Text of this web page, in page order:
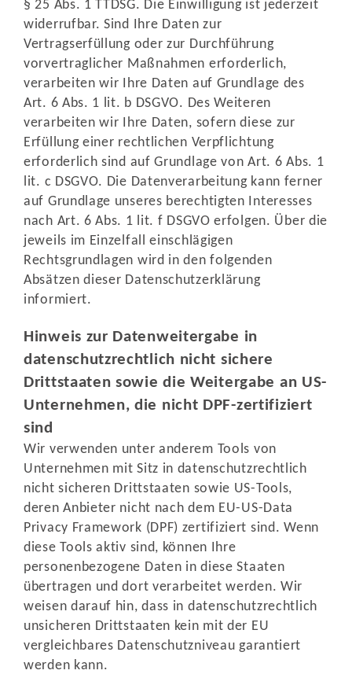
§ 25 Abs. 1 TTDSG. Die Einwilligung ist jederzeit
widerrufbar. Sind Ihre Daten zur
Vertragserfüllung oder zur Durchführung
vorvertraglicher Maßnahmen erforderlich,
verarbeiten wir Ihre Daten auf Grundlage des
Art. 6 Abs. 1 lit. b DSGVO. Des Weiteren
verarbeiten wir Ihre Daten, sofern diese zur
Erfüllung einer rechtlichen Verpflichtung
erforderlich sind auf Grundlage von Art. 6 Abs. 1
lit. c DSGVO. Die Datenverarbeitung kann ferner
auf Grundlage unseres berechtigten Interesses
nach Art. 6 Abs. 1 lit. f DSGVO erfolgen. Über die
jeweils im Einzelfall einschlägigen
Rechtsgrundlagen wird in den folgenden
Absätzen dieser Datenschutzerklärung
informiert.
Hinweis zur Datenweitergabe in
datenschutzrechtlich nicht sichere
Drittstaaten sowie die Weitergabe an US-
Unternehmen, die nicht DPF-zertifiziert
sind
Wir verwenden unter anderem Tools von
Unternehmen mit Sitz in datenschutzrechtlich
nicht sicheren Drittstaaten sowie US-Tools,
deren Anbieter nicht nach dem EU-US-Data
Privacy Framework (DPF) zertifiziert sind. Wenn
diese Tools aktiv sind, können Ihre
personenbezogene Daten in diese Staaten
übertragen und dort verarbeitet werden. Wir
weisen darauf hin, dass in datenschutzrechtlich
unsicheren Drittstaaten kein mit der EU
vergleichbares Datenschutzniveau garantiert
werden kann.